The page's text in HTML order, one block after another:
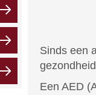
Sinds een
Een AED